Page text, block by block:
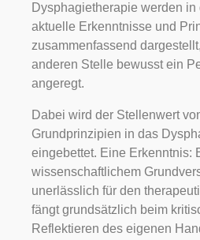
Dysphagietherapie werden in
aktuelle Erkenntnisse und
zusammenfassend
anderen Stelle bewusst ein
angeregt.
Dabei wird der Stellenwert
Grundprinzipien in das
eingebettet. Eine Erkenntnis:
wissenschaftlichem
unerlässlich für den
fängt grundsätzlich beim
Reflektieren des eigenen